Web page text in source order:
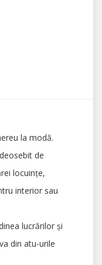
la modă.
de
locuințe,
interior sau
lucrărilor şi
din atu-urile